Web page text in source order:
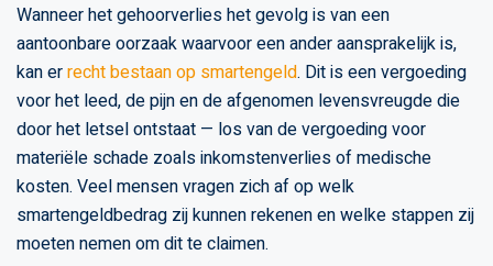
Wanneer het gehoorverlies het gevolg is van een
aantoonbare oorzaak waarvoor een ander aansprakelijk is,
kan errecht bestaan op smartengeld. Dit is een vergoeding
voor het leed, de pijn en de afgenomen levensvreugde die
door het letsel ontstaat — los van de vergoeding voor
materiële schade zoals inkomstenverlies of medische
kosten. Veel mensen vragen zich af op welk
smartengeldbedrag zij kunnen rekenen en welke stappen zij
moeten nemen om dit te claimen.